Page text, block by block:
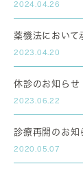
2024.04.26
薬機法において
2023.04.20
休診のお知ら
2023.06.22
診療再開のお知
2020.05.07